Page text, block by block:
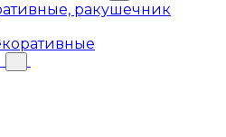
ракушечник